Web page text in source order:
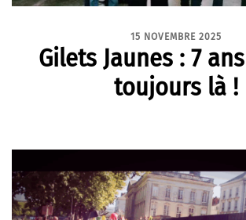
15 NOVEMBRE 2025
Gilets Jaunes : 7
toujours là !